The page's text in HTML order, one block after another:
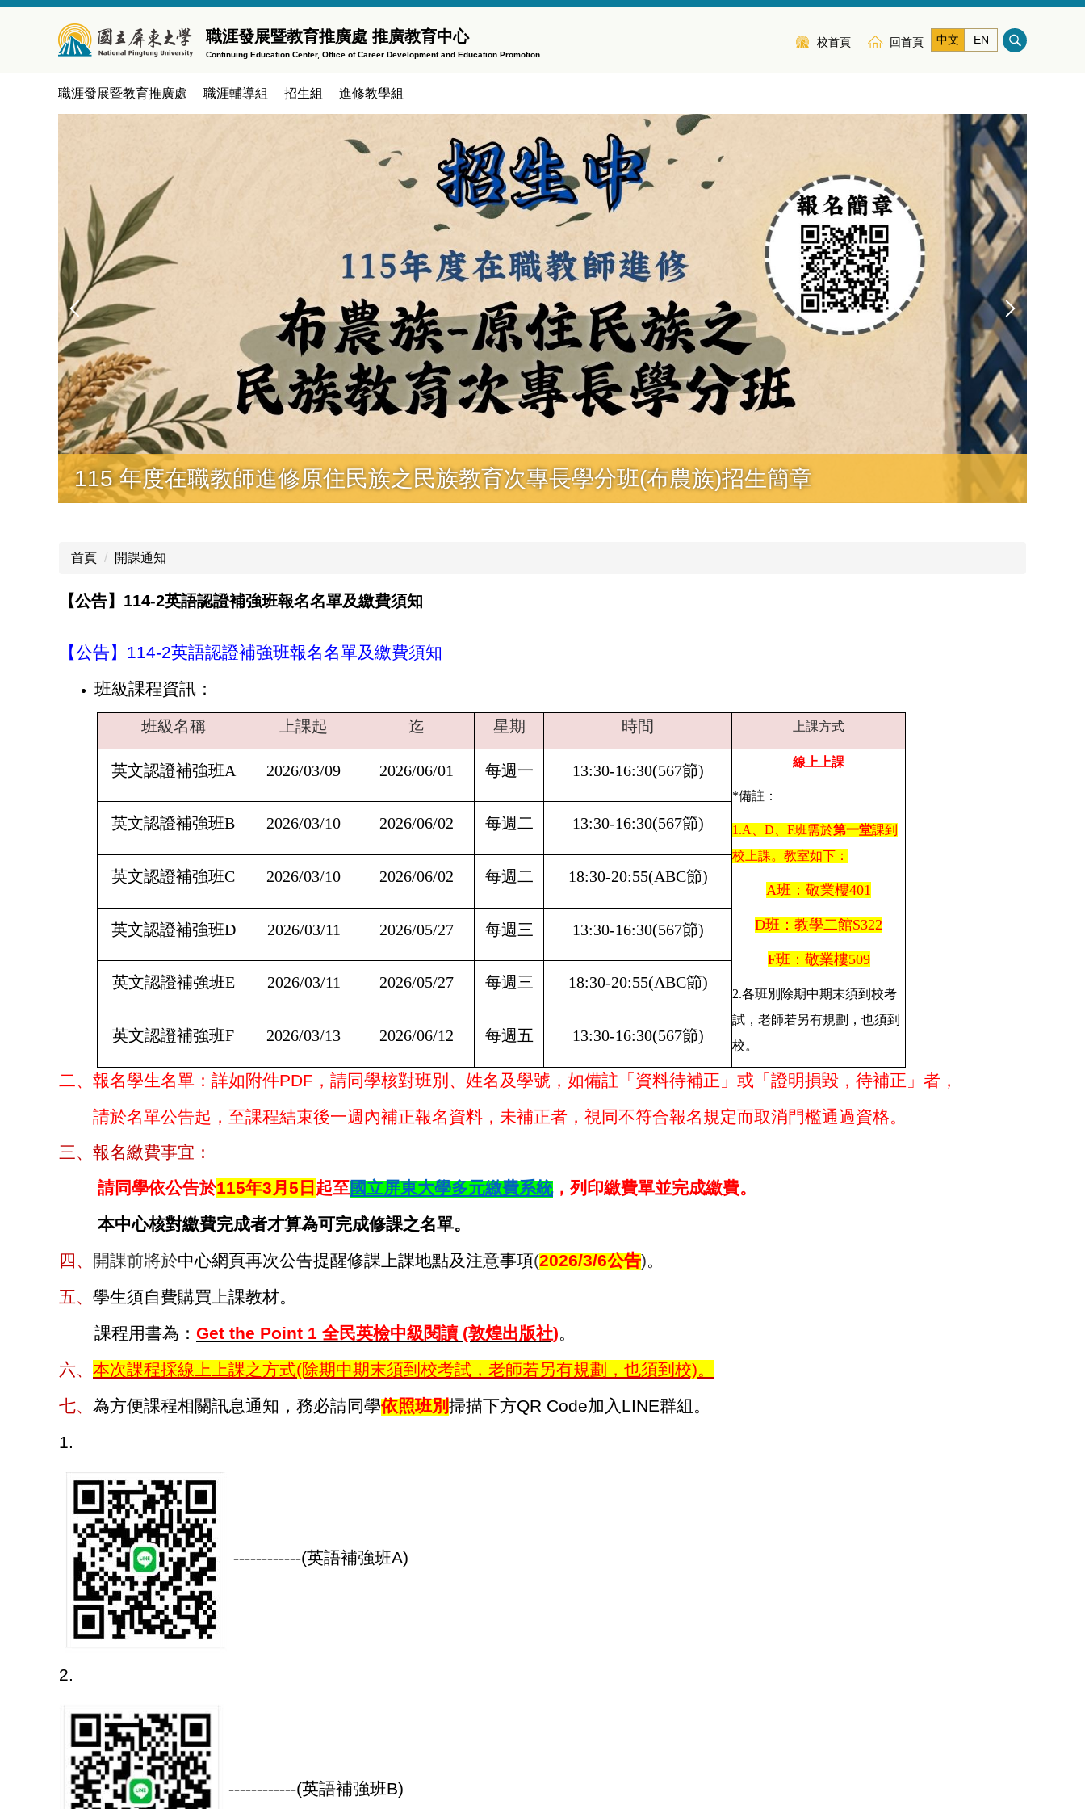
職涯發展暨教育推廣處 推廣教育中心
Continuing Education Center, Office of Career Development and Education Promotion
校首頁 回首頁 中文 EN
職涯發展暨教育推廣處 職涯輔導組 招生組 進修教學組
115 年度在職教師進修原住民族之民族教育次專長學分班(布農族)招生簡章
首頁 開課通知
【公告】114-2英語認證補強班報名名單及繳費須知
【公告】114-2英語認證補強班報名名單及繳費須知
班級課程資訊：
班級名稱 上課起 迄 星期 時間 上課方式
英文認證補強班A 2026/03/09 2026/06/01 每週一 13:30-16:30(567節) 線上上課
*備註：
1.A 、D、F班需於第一堂課到
校上課。教室如下：
A班：敬業樓401
D班：教學二館S322
F班：敬業樓509
2.各班別除期中期末須到校考
試，老師若另有規劃，也須到
校。
英文認證補強班B 2026/03/10 2026/06/02 每週二 13:30-16:30(567節)
英文認證補強班C 2026/03/10 2026/06/02 每週二 18:30-20:55(ABC節)
英文認證補強班D 2026/03/11 2026/05/27 每週三 13:30-16:30(567節)
英文認證補強班E 2026/03/11 2026/05/27 每週三 18:30-20:55(ABC節)
英文認證補強班F 2026/03/13 2026/06/12 每週五 13:30-16:30(567節)
二、報名學生名單：詳如附件PDF，請同學核對班別、姓名及學號，如備註「資料待補正」或「證明損毀，待補正」者，
請於名單公告起，至課程結束後一週內補正報名資料，未補正者，視同不符合報名規定而取消門檻通過資格。
三、報名繳費事宜：
請同學依公告於115年3月5日 起至國立屏東大學多元繳費系統，列印繳費單並完成繳費。
本中心核對繳費完成者才算為可完成修課之名單。
四、 開課前將於中心網頁再次公告提醒修課上課地點及注意事項(2026/3/6公告)。
五、 學生須自費購買上課教材。
課程用書為： Get the Point 1 全民英檢中級閱讀 (敦煌出版社)。
六、 本次課程採線上上課之方式(除期中期末須到校考試，老師若另有規劃，也須到校)。
七、 為方便課程相關訊息通知，務必請同學依照班別掃描下方QR Code加入LINE群組。
1.
------------(英語補強班A)
2.
------------(英語補強班B)